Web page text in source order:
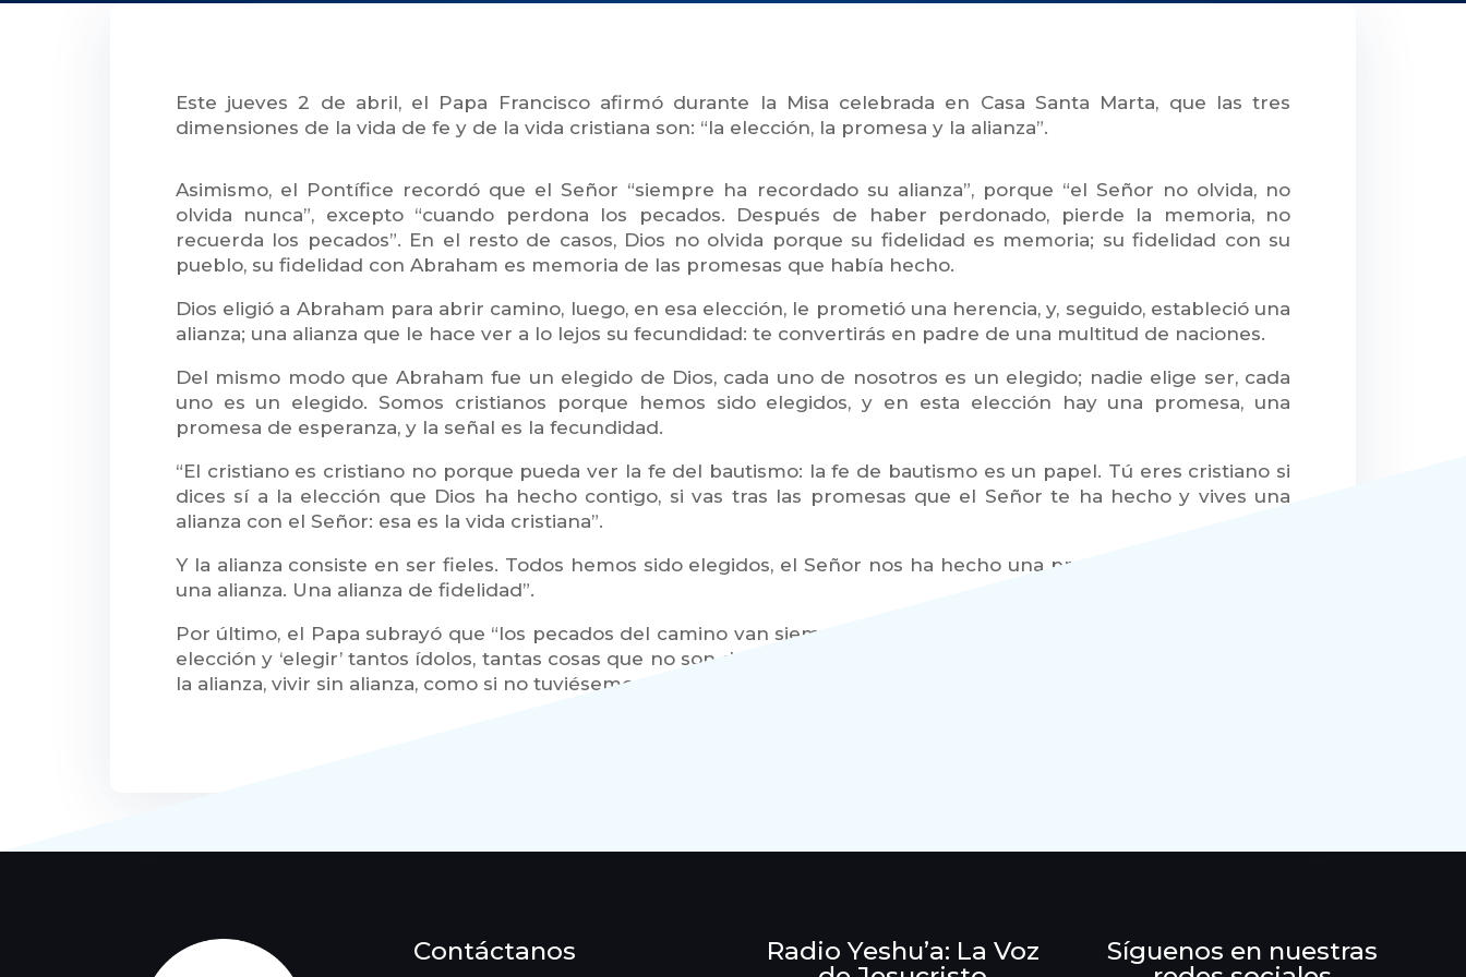
Este jueves 2 de abril, el Papa Francisco afirmó durante la Misa celebrada en Casa Santa Marta, que las tres
dimensiones de la vida de fe y de la vida cristiana son: “la elección, la promesa y la alianza”.
Asimismo, el Pontífice recordó que el Señor “siempre ha recordado su alianza”, porque “el Señor no olvida, no
olvida nunca”, excepto “cuando perdona los pecados. Después de haber perdonado, pierde la memoria, no
recuerda los pecados”. En el resto de casos, Dios no olvida porque su fidelidad es memoria; su fidelidad con su
pueblo, su fidelidad con Abraham es memoria de las promesas que había hecho.
Dios eligió a Abraham para abrir camino, luego, en esa elección, le prometió una herencia, y, seguido, estableció una
alianza; una alianza que le hace ver a lo lejos su fecundidad: te convertirás en padre de una multitud de naciones.
Del mismo modo que Abraham fue un elegido de Dios, cada uno de nosotros es un elegido; nadie elige ser, cada
uno es un elegido. Somos cristianos porque hemos sido elegidos, y en esta elección hay una promesa, una
promesa de esperanza, y la señal es la fecundidad.
“El cristiano es cristiano no porque pueda ver la fe del bautismo: la fe de bautismo es un papel. Tú eres cristiano si
dices sí a la elección que Dios ha hecho contigo, si vas tras las promesas que el Señor te ha hecho y vives una
alianza con el Señor: esa es la vida cristiana”.
Y la alianza consiste en ser fieles. Todos hemos sido elegidos, el Señor nos ha hecho una promesa, ahora nos pide
una alianza. Una alianza de fidelidad”.
Por último, el Papa subrayó que “los pecados del camino van siempre contra estas tres dimensiones: no aceptar la
elección y ‘elegir’ tantos ídolos, tantas cosas que no son de Dios. No aceptar la esperanza en la promesa”, y “olvidar
la alianza, vivir sin alianza, como si no tuviésemos alianza.
Contáctanos
Radio Yeshu’a: La Voz
Síguenos en nuestras